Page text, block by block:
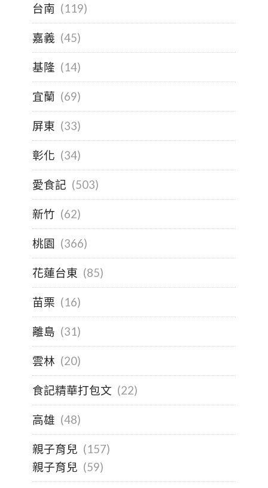
台南 (119)
嘉義 (45)
基隆 (14)
宜蘭 (69)
屏東 (33)
彰化 (34)
愛食記 (503)
新竹 (62)
桃園 (366)
花蓮台東 (85)
苗栗 (16)
離島 (31)
雲林 (20)
食記精華打包文 (22)
高雄 (48)
親子育兒 (157)
親子育兒 (59)